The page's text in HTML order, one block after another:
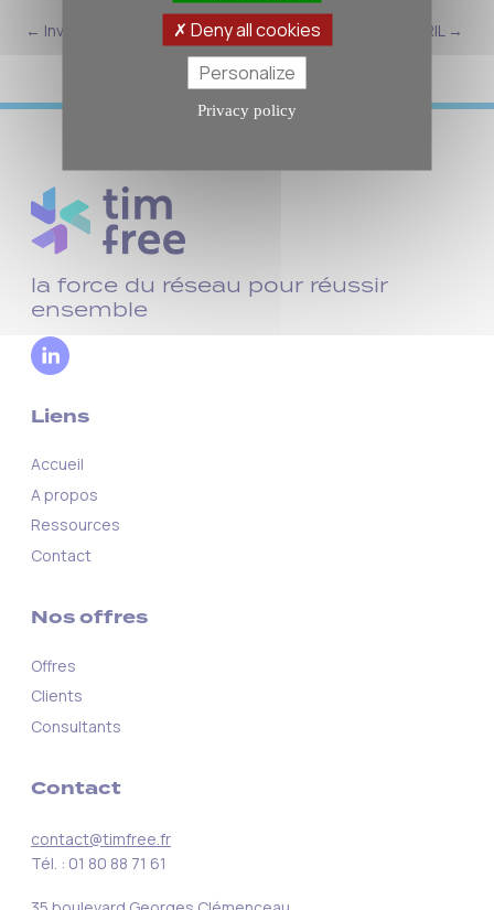
← Invivo AVRIL →
la force du réseau pour réussir
ensemble
Liens
Accueil
A propos
Ressources
Contact
Nos offres
Offres
Clients
Consultants
Contact
contact@timfree.fr
Tél. : 01 80 88 71 61
Deny all cookies
Personalize
Privacy policy